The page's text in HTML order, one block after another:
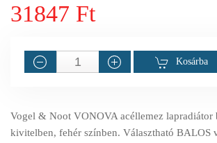
31847 Ft
Kosárba
Vogel & Noot VONOVA acéllemez lapradiátor
kivitelben, fehér színben. Választható BALOS